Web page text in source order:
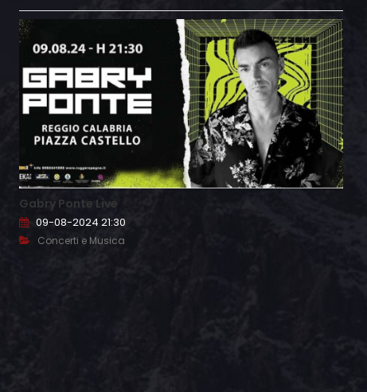
Gabry Ponte Live
09-08-2024 21:30
Concerti e Musica